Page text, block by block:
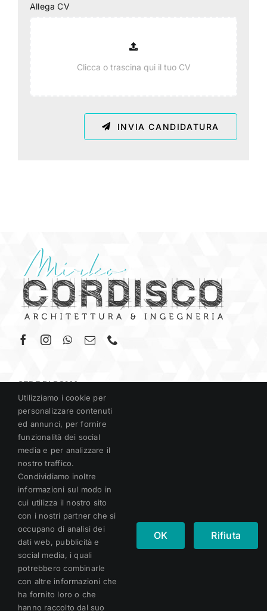
Allega CV
INVIA CANDIDATURA
SEDE DI ROMA
Circonvallazione Gianicolense, 179
00152 Roma
SEDE DI RIETI
Loc. Villa Cordisco,
02016 – Leonessa (RI)
CONTATTI
Telefono: 06.58230654
E-mail: info@studiocordisco.it
Utilizziamo i cookie per
personalizzare contenuti
ed annunci, per fornire
funzionalità dei social
media e per analizzare il
nostro traffico.
Condividiamo inoltre
informazioni sul modo in
cui utilizza il nostro sito
con i nostri partner che si
occupano di analisi dei
dati web, pubblicità e
social media, i quali
potrebbero combinarle
con altre informazioni che
ha fornito loro o che
hanno raccolto dal suo
OK Rifiuta